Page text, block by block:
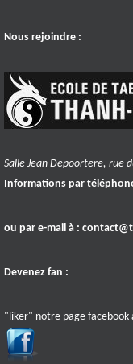
Nous rejoindre :
Salle Jean Depoortere, rue
Informations par
ou par e-mail à :
Devenez fan :
"liker" notre page facebook